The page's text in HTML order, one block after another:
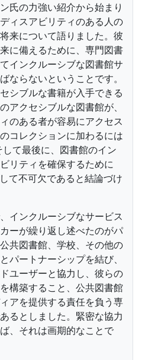
氏の力強い紹介から始まり
ィスアビリティのある人の
来について語りました。彼
に備えるために、専門図書
インクルーシブな図書館サ
ならないということです。
シブルな書籍が入手できる
アクセシブルな図書館が、
のある者が容易にアクセス
コレクションに加わるには
て最後に、図書館のイン
リティを確保するために
て不可欠であると結論づけ
インクルーシブなサービス
ーが繰り返し述べたのがパ
共図書館、学校、その他の
パートナーシップを結び、
ユーザーと協力し、彼らの
構築すること、公共図書館
アを提供する責任を負う専
るとしました。緊密な協力
、それは画期的なことで